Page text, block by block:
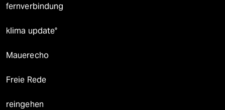
fernverbindung
klima update°
Mauerecho
Freie Rede
reingehen